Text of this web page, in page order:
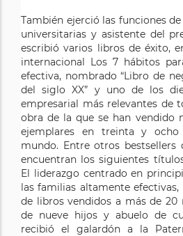
También ejerció las funciones
universitarias y asistente del
escribió varios libros de éxito,
internacional Los 7 hábitos
efectiva, nombrado “Libro de
del siglo XX” y uno de los
empresarial más relevantes de
obra de la que se han vendido
ejemplares en treinta y
mundo. Entre otros bestsellers
encuentran los siguientes
El liderazgo centrado en
las familias altamente
de libros vendidos a más de 20
de nueve hijos y abuelo de
recibió el galardón a la